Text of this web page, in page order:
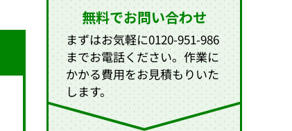
無料でお問い合わせ
まずはお気軽に0120-951-986
までお電話ください。作業に
かかる費用をお見積もりいた
します。